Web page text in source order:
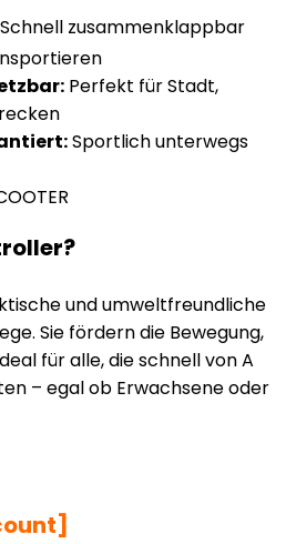
Schnell zusammenklappbar
Perfekt für Stadt,
Sportlich unterwegs
und umweltfreundliche
Sie fördern die Bewegung,
für alle, die schnell von A
– egal ob Erwachsene oder